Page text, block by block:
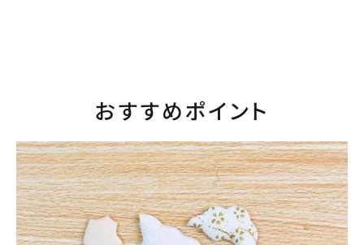
おすすめポイント